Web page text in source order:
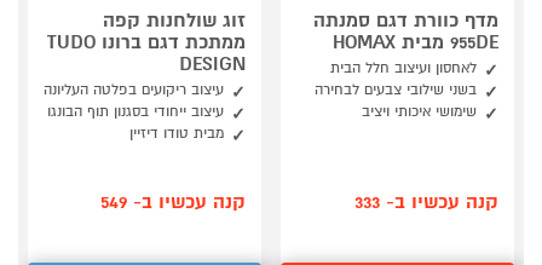
מדף כוורת דגם סמנתה
955DE מבית HOMAX
לאחסון ועיצוב חלל הבית
בשני שילובי צבעים לבחירה
שימושי איכותי ויציב
קנה עכשיו ב- 333
זוג שולחנות קפה
ממתכת דגם ברונו TUDO
DESIGN
עיצוב ריקועים בפלטה העליונה
עיצוב ייחודי בסגנון תוף הבונגו
מבית טודו דיזיין
קנה עכשיו ב- 549